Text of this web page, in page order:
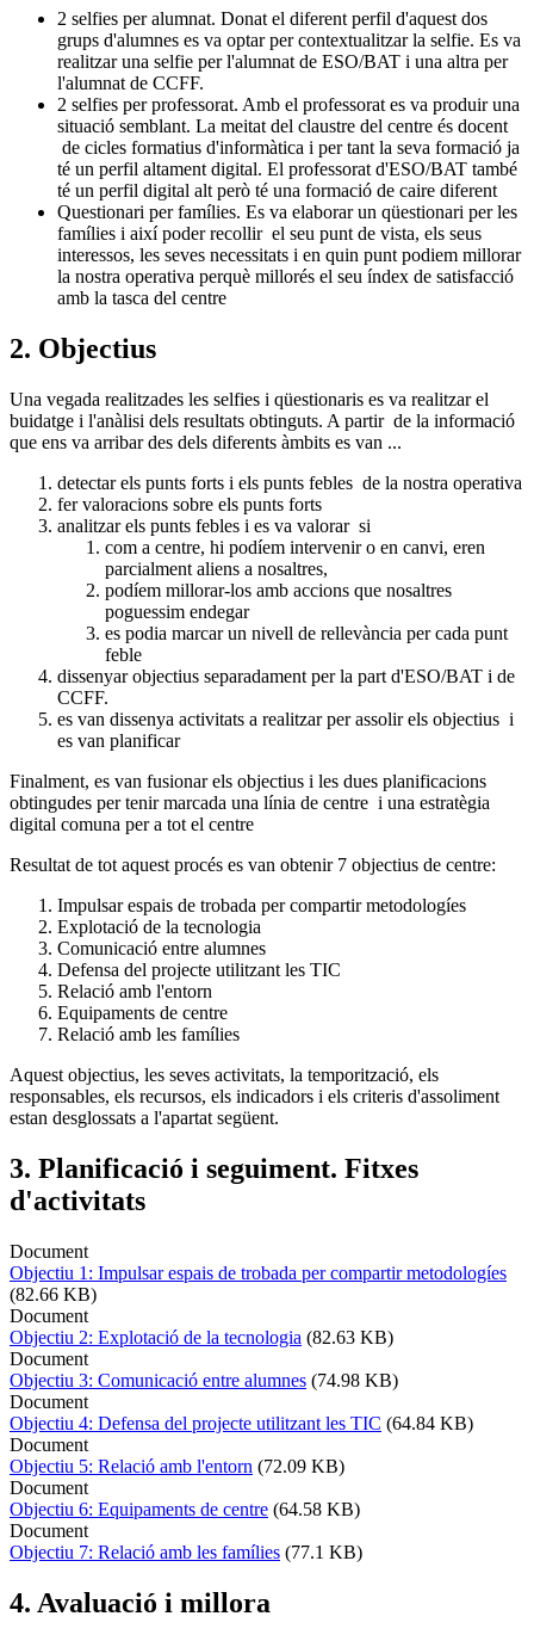
2 selfies per alumnat. Donat el diferent perfil d'aquest dos
grups d'alumnes es va optar per contextualitzar la selfie. Es va
realitzar una selfie per l'alumnat de ESO/BAT i una altra per
l'alumnat de CCFF.
2 selfies per professorat. Amb el professorat es va produir una
situació semblant. La meitat del claustre del centre és docent
de cicles formatius d'informàtica i per tant la seva formació ja
té un perfil altament digital. El professorat d'ESO/BAT també
té un perfil digital alt però té una formació de caire diferent
Questionari per famílies. Es va elaborar un qüestionari per les
famílies i així poder recollir el seu punt de vista, els seus
interessos, les seves necessitats i en quin punt podiem millorar
la nostra operativa perquè millorés el seu índex de satisfacció
amb la tasca del centre
2. Objectius
Una vegada realitzades les selfies i qüestionaris es va realitzar el
buidatge i l'anàlisi dels resultats obtinguts. A partir de la informació
que ens va arribar des dels diferents àmbits es van ...
detectar els punts forts i els punts febles de la nostra operativa
fer valoracions sobre els punts forts
analitzar els punts febles i es va valorar si
com a centre, hi podíem intervenir o en canvi, eren
parcialment aliens a nosaltres,
podíem millorar-los amb accions que nosaltres
poguessim endegar
es podia marcar un nivell de rellevància per cada punt
feble
dissenyar objectius separadament per la part d'ESO/BAT i de
CCFF.
es van dissenya activitats a realitzar per assolir els objectius i
es van planificar
Finalment, es van fusionar els objectius i les dues planificacions
obtingudes per tenir marcada una línia de centre i una estratègia
digital comuna per a tot el centre
Resultat de tot aquest procés es van obtenir 7 objectius de centre:
Impulsar espais de trobada per compartir metodologíes
Explotació de la tecnologia
Comunicació entre alumnes
Defensa del projecte utilitzant les TIC
Relació amb l'entorn
Equipaments de centre
Relació amb les famílies
Aquest objectius, les seves activitats, la temporització, els
responsables, els recursos, els indicadors i els criteris d'assoliment
estan desglossats a l'apartat següent.
3. Planificació i seguiment. Fitxes
d'activitats
Document
Objectiu 1: Impulsar espais de trobada per compartir metodologíes
(82.66 KB)
Document
Objectiu 2: Explotació de la tecnologia (82.63 KB)
Document
Objectiu 3: Comunicació entre alumnes (74.98 KB)
Document
Objectiu 4: Defensa del projecte utilitzant les TIC (64.84 KB)
Document
Objectiu 5: Relació amb l'entorn (72.09 KB)
Document
Objectiu 6: Equipaments de centre (64.58 KB)
Document
Objectiu 7: Relació amb les famílies (77.1 KB)
4. Avaluació i millora